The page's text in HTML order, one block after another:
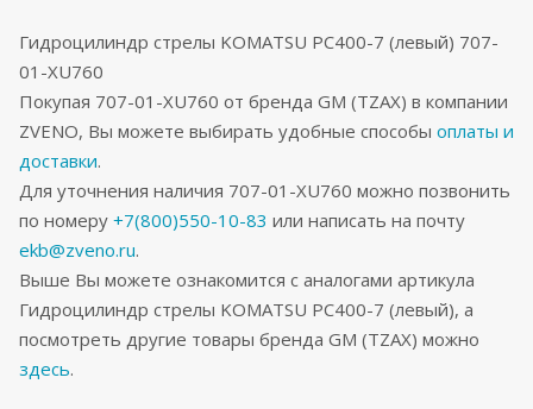
Гидроцилиндр стрелы KOMATSU PC400-7 (левый) 707-
01-XU760
Покупая 707-01-XU760 от бренда GM (TZAX) в компании
ZVENO, Вы можете выбирать удобные способы оплаты и
доставки.
Для уточнения наличия 707-01-XU760 можно позвонить
по номеру +7(800)550-10-83 или написать на почту
ekb@zveno.ru.
Выше Вы можете ознакомится с аналогами артикула
Гидроцилиндр стрелы KOMATSU PC400-7 (левый), а
посмотреть другие товары бренда GM (TZAX) можно
здесь.